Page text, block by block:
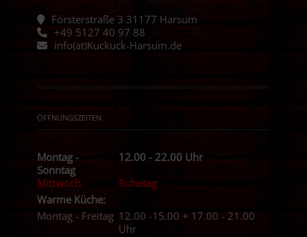
Försterstraße 3 31177 Harsum
+49 5127 40 97 88
info(at)Kuckuck-Harsum.de
ÖFFNUNGSZEITEN
Montag -
Sonntag
12.00 - 22.00 Uhr
Mittwoch
Ruhetag
Warme Küche:
Montag - Freitag 12.00 -15.00 + 17.00 - 21.00
Uhr